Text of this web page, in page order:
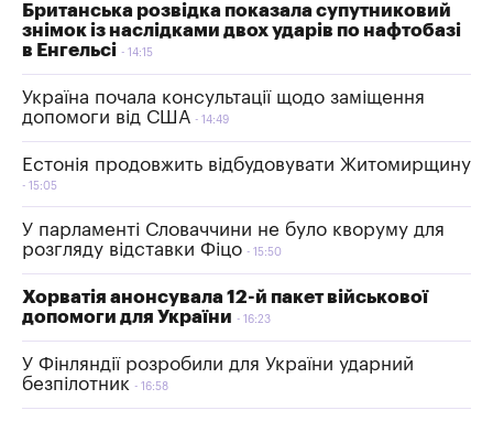
Британська розвідка показала супутниковий
знімок із наслідками двох ударів по нафтобазі
в Енгельсі
14:15
Україна почала консультації щодо заміщення
допомоги від США
14:49
Естонія продовжить відбудовувати Житомирщину
15:05
У парламенті Словаччини не було кворуму для
розгляду відставки Фіцо
15:50
Хорватія анонсувала 12-й пакет військової
допомоги для України
16:23
У Фінляндії розробили для України ударний
безпілотник
16:58